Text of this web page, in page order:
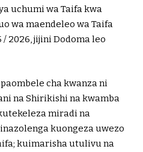
uchumi wa Taifa kwa
wa maendeleo wa Taifa
2026, jijini Dodoma leo
cha kwanza ni
na Shirikishi na kwamba
miradi na
kuongeza uwezo
kuimarisha utulivu na